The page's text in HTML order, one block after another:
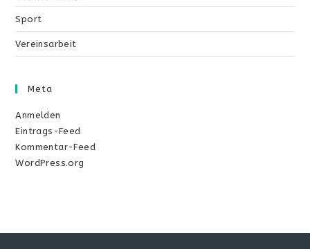
Sport
Vereinsarbeit
Meta
Anmelden
Eintrags-Feed
Kommentar-Feed
WordPress.org